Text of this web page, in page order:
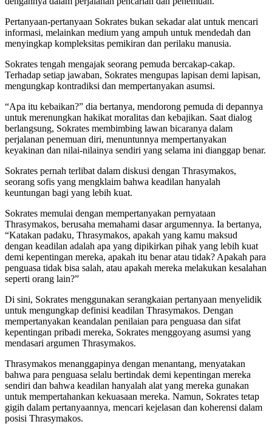
Pertanyaan-pertanyaan Sokrates bukan sekadar alat untuk mencari
informasi, melainkan medium yang ampuh untuk mendedah dan
menyingkap kompleksitas pemikiran dan perilaku manusia.
Sokrates tengah mengajak seorang pemuda bercakap-cakap.
Terhadap setiap jawaban, Sokrates mengupas lapisan demi lapisan,
mengungkap kontradiksi dan mempertanyakan asumsi.
“Apa itu kebaikan?” dia bertanya, mendorong pemuda di depannya
untuk merenungkan hakikat moralitas dan kebajikan. Saat dialog
berlangsung, Sokrates membimbing lawan bicaranya dalam
perjalanan penemuan diri, menuntunnya mempertanyakan
keyakinan dan nilai-nilainya sendiri yang selama ini dianggap benar.
Sokrates pernah terlibat dalam diskusi dengan Thrasymakos,
seorang sofis yang mengklaim bahwa keadilan hanyalah
keuntungan bagi yang lebih kuat.
Sokrates memulai dengan mempertanyakan pernyataan
Thrasymakos, berusaha memahami dasar argumennya. Ia bertanya,
“Katakan padaku, Thrasymakos, apakah yang kamu maksud
dengan keadilan adalah apa yang dipikirkan pihak yang lebih kuat
demi kepentingan mereka, apakah itu benar atau tidak? Apakah para
penguasa tidak bisa salah, atau apakah mereka melakukan kesalahan
seperti orang lain?”
Di sini, Sokrates menggunakan serangkaian pertanyaan menyelidik
untuk mengungkap definisi keadilan Thrasymakos. Dengan
mempertanyakan keandalan penilaian para penguasa dan sifat
kepentingan pribadi mereka, Sokrates menggoyang asumsi yang
mendasari argumen Thrasymakos.
Thrasymakos menanggapinya dengan menantang, menyatakan
bahwa para penguasa selalu bertindak demi kepentingan mereka
sendiri dan bahwa keadilan hanyalah alat yang mereka gunakan
untuk mempertahankan kekuasaan mereka. Namun, Sokrates tetap
gigih dalam pertanyaannya, mencari kejelasan dan koherensi dalam
posisi Thrasymakos.